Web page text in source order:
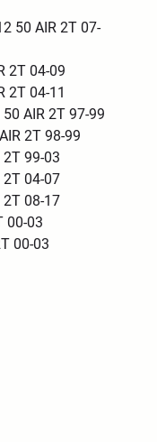
50 AIR 2T 07-
2T 04-09
2T 04-11
AIR 2T 97-99
2T 98-99
99-03
2T 04-07
2T 08-17
00-03
00-03